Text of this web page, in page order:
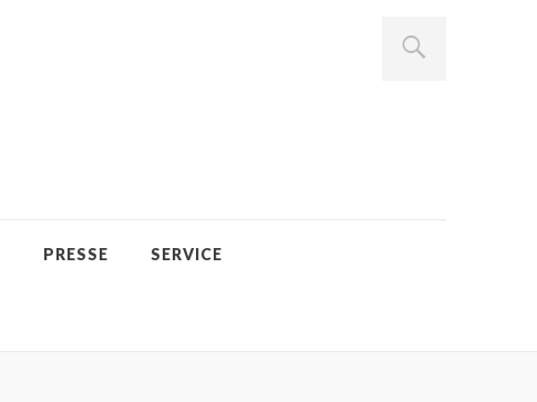
PRESSE SERVICE